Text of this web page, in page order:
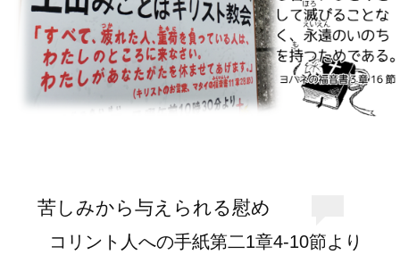
苦しみから与えられる慰め
コリント人への手紙第二1章4-10節より